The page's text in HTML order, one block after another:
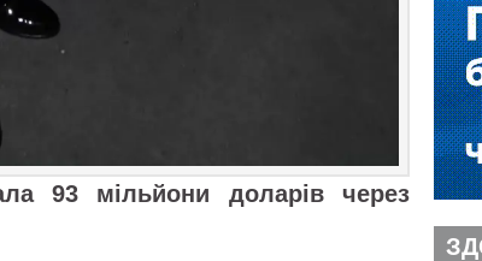
93 мільйони доларів через